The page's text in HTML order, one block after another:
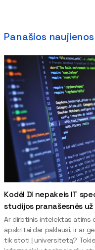
Panašios naujienos
Kodėl DI nepakeis IT
studijos pranašesnės už
Ar dirbtinis intelektas atims
apskritai dar paklausi, ir ar
tik stoti į universitetą? Tokie